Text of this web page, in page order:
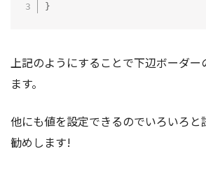
}
上記のようにすることで下辺ボーダ
ます。
他にも値を設定できるのでいろいろと
勧めします!